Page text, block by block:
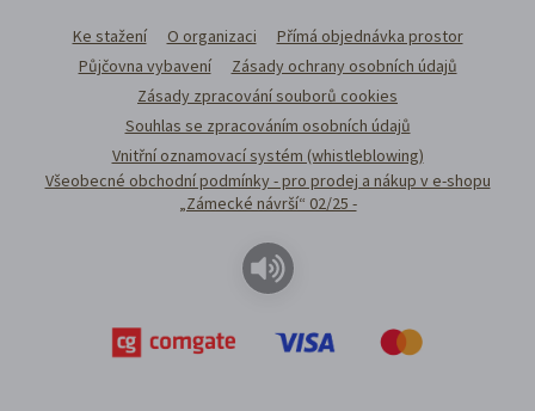
Ke stažení O organizaci
Přímá objednávka prostor
Půjčovna vybavení
Zásady ochrany osobních údajů
Zásady zpracování souborů cookies
Souhlas se zpracováním osobních údajů
Vnitřní oznamovací systém (whistleblowing)
Všeobecné obchodní podmínky - pro prodej a nákup v e-shopu
„Zámecké návrší“ 02/25 -